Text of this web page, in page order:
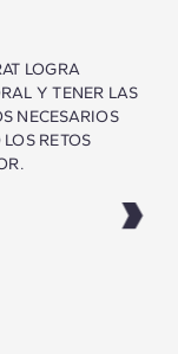
LOGRA
Y TENER LAS
NECESARIOS
RETOS